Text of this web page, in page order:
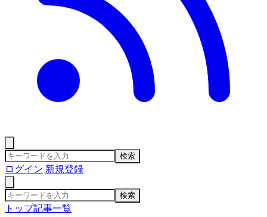
検索
ログイン 新規登録
検索
トップ記事一覧